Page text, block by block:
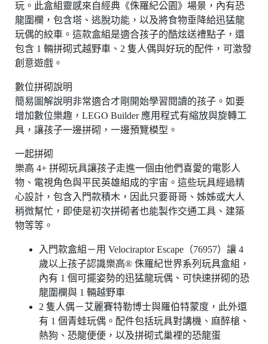
玩。此盒組靈感來自經典《侏羅紀公園》場景，內有恐
龍圍欄，包含塔、逃脫功能，以及將食物垂降給迅猛龍
玩偶的絞車。這款盒組是適合孩子的酷炫送禮點子，還
包含 1 輛拼砌式越野車、2 隻人偶與好玩的配件，可激發
創意遊戲。
數位拼砌說明
簡易圖解說明非常適合才剛開始學習閱讀的孩子。如要
增加數位樂趣，LEGO Builder 應用程式有縮放與旋轉工
具，讓孩子一邊拼砌，一邊預覽模型。
一起拼砌
樂高 4+ 拼砌玩具讓孩子走進一個由他們喜愛的電影人
物、電視角色與平民英雄組成的宇宙。這些玩具經過精
心設計，包含入門款積木，因此只要哥哥、姊姊或大人
稍微幫忙，即使是初次拼砌者也能製作交通工具、建築
物等等。
入門款盒組－用 Velociraptor Escape（76957）讓 4
歲以上孩子認識樂高® 侏羅紀世界系列玩具盒組，
內有 1 個可擺姿勢的迅猛龍玩偶、可快速拼砌的恐
龍圍欄與 1 輛越野車
2 隻人偶－艾麗賽特勒博士與羅伯特蒙度，此外還
有 1 個青蛙玩偶。配件包括玩具對講機、麻醉槍、
熱狗、恐龍便便，以及拼砌式巢裡的恐龍蛋